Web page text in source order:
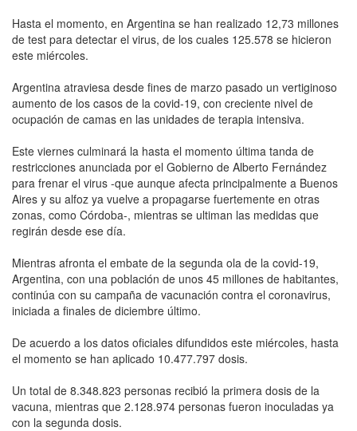
Hasta el momento, en Argentina se han realizado 12,73 millones
de test para detectar el virus, de los cuales 125.578 se hicieron
este miércoles.
Argentina atraviesa desde fines de marzo pasado un vertiginoso
aumento de los casos de la covid-19, con creciente nivel de
ocupación de camas en las unidades de terapia intensiva.
Este viernes culminará la hasta el momento última tanda de
restricciones anunciada por el Gobierno de Alberto Fernández
para frenar el virus -que aunque afecta principalmente a Buenos
Aires y su alfoz ya vuelve a propagarse fuertemente en otras
zonas, como Córdoba-, mientras se ultiman las medidas que
regirán desde ese día.
Mientras afronta el embate de la segunda ola de la covid-19,
Argentina, con una población de unos 45 millones de habitantes,
continúa con su campaña de vacunación contra el coronavirus,
iniciada a finales de diciembre último.
De acuerdo a los datos oficiales difundidos este miércoles, hasta
el momento se han aplicado 10.477.797 dosis.
Un total de 8.348.823 personas recibió la primera dosis de la
vacuna, mientras que 2.128.974 personas fueron inoculadas ya
con la segunda dosis.